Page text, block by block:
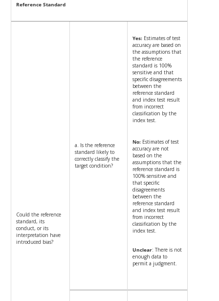
Reference Standard
Could the reference
standard, its
conduct, or its
interpretation have
introduced bias?
a. Is the reference
standard likely to
correctly classify the
target condition?
Yes: Estimates of test
accuracy are based on
the assumptions that
the reference
standard is 100%
sensitive and that
specific disagreements
between the
reference standard
and index test result
from incorrect
classification by the
index test.
No: Estimates of test
accuracy are not
based on the
assumptions that the
reference standard is
100% sensitive and
that specific
disagreements
between the
reference standard
and index test result
from incorrect
classification by the
index test.
Unclear: There is not
enough data to
permit a judgment.